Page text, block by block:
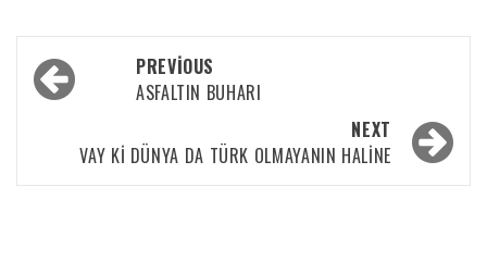
PREVIOUS
ASFALTIN BUHARI
NEXT
VAY KI DÜNYA DA TÜRK OLMAYANIN HALINE